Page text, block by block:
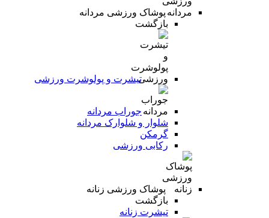
پوشاک ورزشی مردانه
بازگشت
تیشرت و پولوشرت ورزشی
جوراب مردانه
شلوار و شلوارک مردانه
گرمکن
رکابی ورزشی
پوشاک ورزشی زنانه
بازگشت
تیشرت زنانه